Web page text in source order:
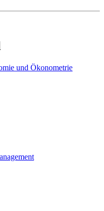
und Ökonometrie